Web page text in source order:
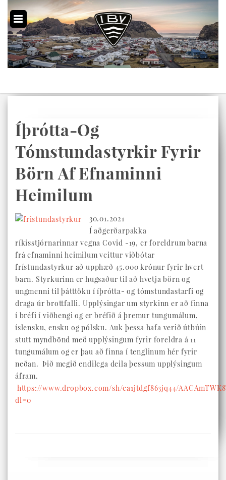
Íþrótta-Og
Tómstundastyrkir Fyrir
Börn Af Efnaminni
Heimilum
30.01.2021
Í aðgerðarpakka
ríkisstjórnarinnar vegna Covid -19, er foreldrum barna
frá efnaminni heimilum veittur viðbótar
frístundastyrkur að upphæð 45.000 krónur fyrir hvert
barn. Styrkurinn er hugsaður til að hvetja börn og
ungmenni til þátttöku í íþrótta- og tómstundastarfi og
draga úr brottfalli. Upplýsingar um styrkinn er að finna
í bréfi í viðhengi og er bréfið á þremur tungumálum,
íslensku, ensku og pólsku. Auk þessa hafa verið útbúin
stutt myndbönd með upplýsingum fyrir foreldra á 11
tungumálum og er þau að finna í tenglinum hér fyrir
neðan. Þið megið endilega deila þessum upplýsingum
áfram.
https://www.dropbox.com/sh/ca1jtdgf863jq44/
dl=0